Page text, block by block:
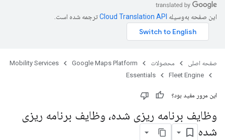
این صفحه به‌وسیله ترجمه شده است.
صفحه اصلی محصولات Google Maps Platform
Mobility Services
Fleet Engine
Essentials
این مرور مفید بود؟
وظایف برنامه ریزی شده، وظایف برنامه ریزی
شده